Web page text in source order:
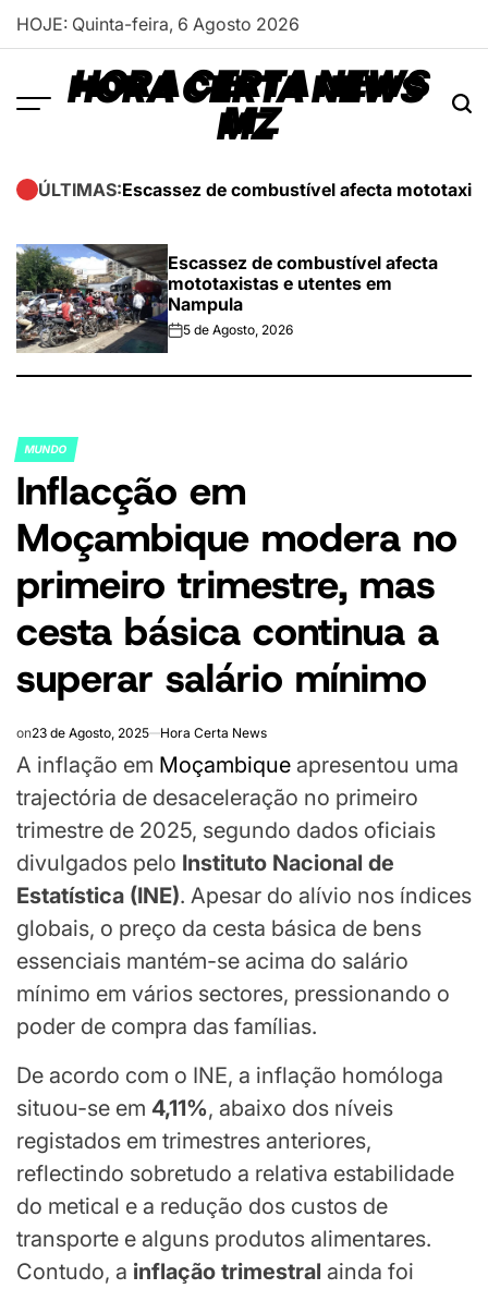
Skip
HOJE: Quinta-feira, 6 Agosto 2026
HORA CERTA NEWS
MZ
ÚLTIMAS:Escassez de combustível afecta
Escassez de combustível afecta
mototaxistas e utentes em
Nampula
on5 de Agosto, 2026
POSTED
IN
MUNDO
Inflacção em
Moçambique modera no
primeiro trimestre, mas
cesta básica continua a
superar salário mínimo
on23 de Agosto, 2025 Hora Certa News
A inflação em Moçambique apresentou uma
trajectória de desaceleração no primeiro
trimestre de 2025, segundo dados oficiais
divulgados pelo Instituto Nacional de
Estatística (INE). Apesar do alívio nos índices
globais, o preço da cesta básica de bens
essenciais mantém-se acima do salário
mínimo em vários sectores, pressionando o
poder de compra das famílias.
De acordo com o INE, a inflação homóloga
situou-se em 4,11%, abaixo dos níveis
registados em trimestres anteriores,
reflectindo sobretudo a relativa estabilidade
do metical e a redução dos custos de
transporte e alguns produtos alimentares.
Contudo, a inflação trimestral ainda foi